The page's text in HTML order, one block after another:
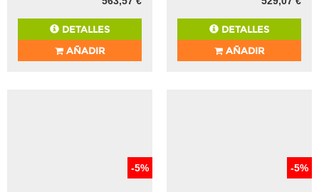
DETALLES
AÑADIR
DETALLES
AÑADIR
-5% -5%